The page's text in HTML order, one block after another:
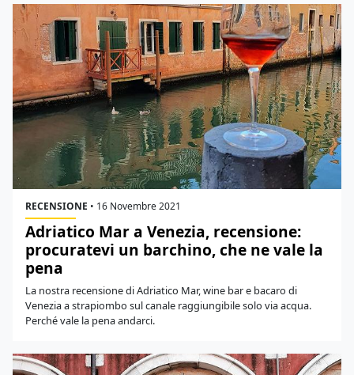
RECENSIONE • 16 Novembre 2021
Adriatico Mar a Venezia, recensione:
procuratevi un barchino, che ne vale la
pena
La nostra recensione di Adriatico Mar, wine bar e bacaro di
Venezia a strapiombo sul canale raggiungibile solo via acqua.
Perché vale la pena andarci.